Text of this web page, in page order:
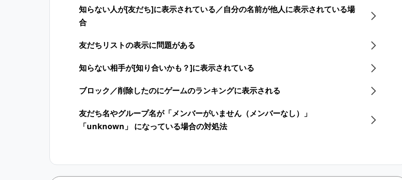
知らない人が[友だち]に表示されている／自分の名前が他人に表示されている場
合
友だちリストの表示に問題がある
知らない相手が[知り合いかも？]に表示されている
ブロック／削除したのにゲームのランキングに表示される
友だち名やグループ名が「メンバーがいません（メンバーなし）」
「unknown」 になっている場合の対処法